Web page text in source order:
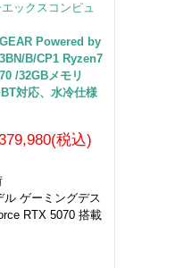
ックスコンピュ
Powered by
B/CP1 Ryzen7
/32GBメモリ
対応、水冷仕様
税込)
ゲーミングデス
RTX 5070 搭載